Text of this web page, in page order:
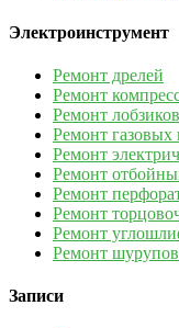
Электроинструмент
Ремонт дрелей
Ремонт
Ремонт лобзиков
Ремонт газовых
Ремонт
Ремонт
Ремонт
Ремонт
Ремонт
Ремонт
Записи